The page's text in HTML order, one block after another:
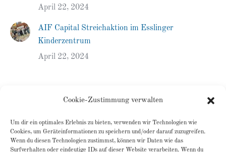
Cookie-Zustimmung verwalten
Um dir ein optimales Erlebnis zu bieten, verwenden wir Technologien wie
Cookies, um Geräteinformationen zu speichern und/oder darauf zuzugreifen.
Wenn du diesen Technologien zustimmst, können wir Daten wie das
Surfverhalten oder eindeutige IDs auf dieser Website verarbeiten. Wenn du
April 22, 2024
AIF Capital Streichaktion im Esslinger
Kinderzentrum
April 22, 2024
Agapedia Bulgarien